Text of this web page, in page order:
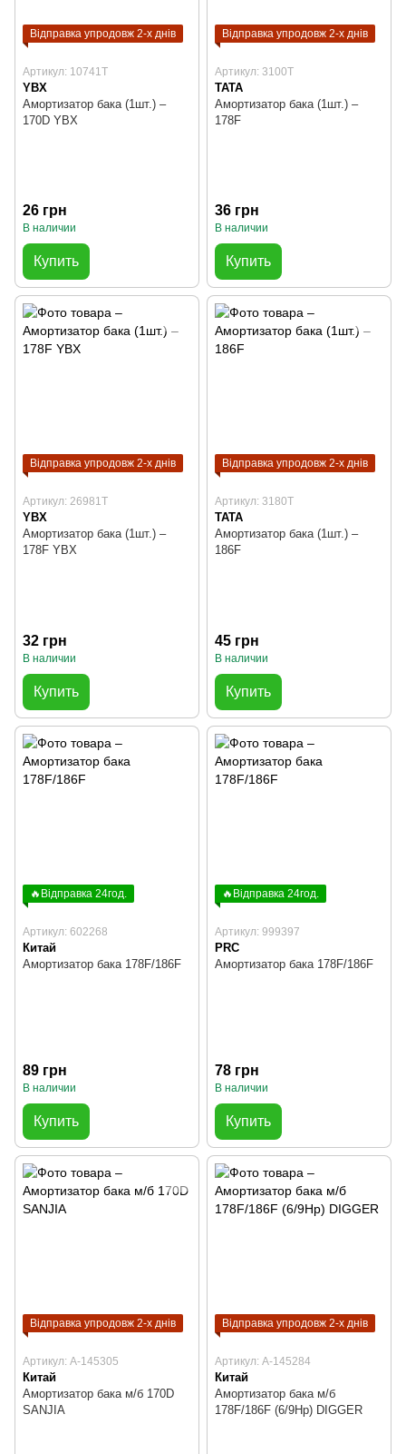
Відправка упродовж 2-х днів
Артикул: 10741T
YBX
Амортизатор бака (1шт.) –
170D YBX
26 грн
В наличии
Купить
Відправка упродовж 2-х днів
Артикул: 3100T
TATA
Амортизатор бака (1шт.) –
178F
36 грн
В наличии
Купить
Відправка упродовж 2-х днів
Артикул: 26981T
YBX
Амортизатор бака (1шт.) –
178F YBX
32 грн
В наличии
Купить
Відправка упродовж 2-х днів
Артикул: 3180T
TATA
Амортизатор бака (1шт.) –
186F
45 грн
В наличии
Купить
🔥Відправка 24год.
Артикул: 602268
Китай
Амортизатор бака 178F/186F
89 грн
В наличии
Купить
🔥Відправка 24год.
Артикул: 999397
PRC
Амортизатор бака 178F/186F
78 грн
В наличии
Купить
Відправка упродовж 2-х днів
Артикул: A-145305
Китай
Амортизатор бака м/б 170D
SANJIA
Відправка упродовж 2-х днів
Артикул: A-145284
Китай
Амортизатор бака м/б
178F/186F (6/9Hp) DIGGER